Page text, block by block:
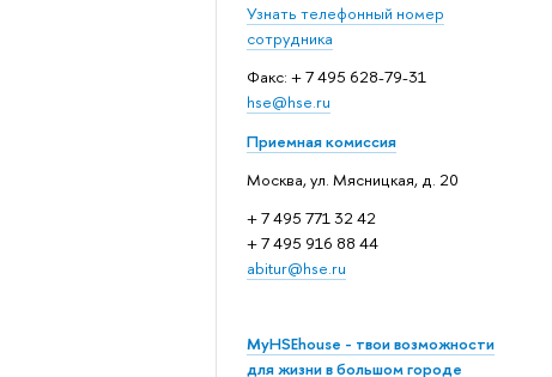
Узнать телефонный номер
сотрудника
Факс: + 7 495 628-79-31
hse@hse.ru
Приемная комиссия
Москва, ул. Мясницкая, д. 20
+ 7 495 771 32 42
+ 7 495 916 88 44
abitur@hse.ru
MyHSEhouse - твои возможности
для жизни в большом городе